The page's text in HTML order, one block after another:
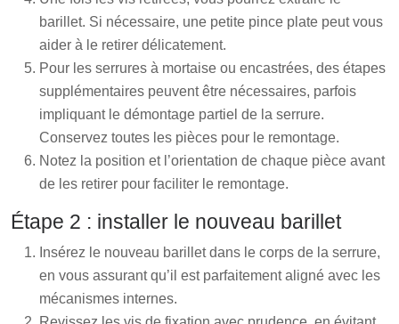
barillet. Si nécessaire, une petite pince plate peut vous
aider à le retirer délicatement.
Pour les serrures à mortaise ou encastrées, des étapes
supplémentaires peuvent être nécessaires, parfois
impliquant le démontage partiel de la serrure.
Conservez toutes les pièces pour le remontage.
Notez la position et l’orientation de chaque pièce avant
de les retirer pour faciliter le remontage.
Étape 2 : installer le nouveau barillet
Insérez le nouveau barillet dans le corps de la serrure,
en vous assurant qu’il est parfaitement aligné avec les
mécanismes internes.